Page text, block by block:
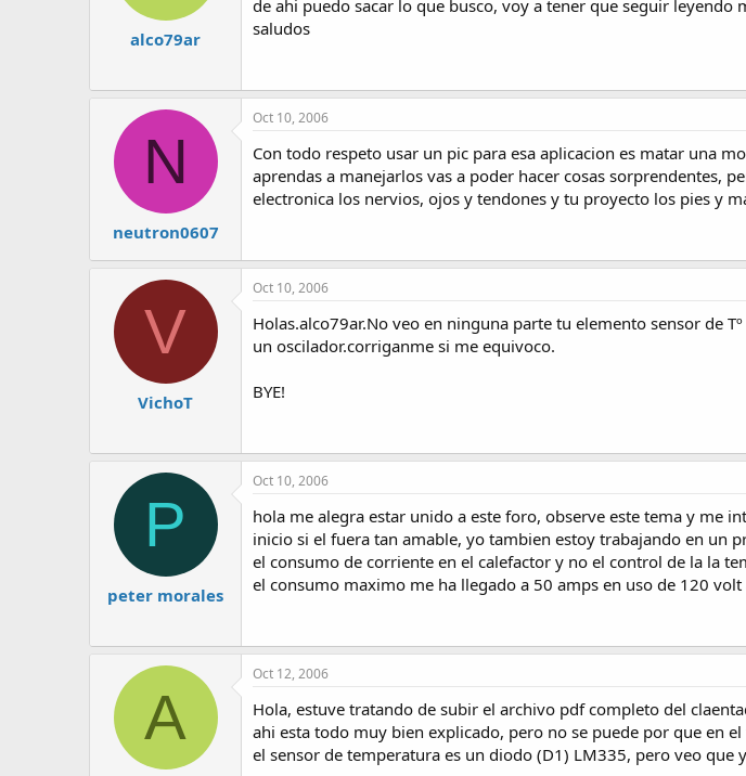
alco79ar
de ahi puedo sacar lo que busco, voy a tener que seguir leyendo
saludos
N
neutron0607
Oct 10, 2006
Con todo respeto usar un pic para esa aplicacion es matar una
aprendas a manejarlos vas a poder hacer cosas sorprendentes,
electronica los nervios, ojos y tendones y tu proyecto los pies y
V
VichoT
Oct 10, 2006
Holas.alco79ar.No veo en ninguna parte tu elemento sensor de
un oscilador.corriganme si me equivoco.
BYE!
P
peter morales
Oct 10, 2006
hola me alegra estar unido a este foro, observe este tema y me
inicio si el fuera tan amable, yo tambien estoy trabajando en un
el consumo de corriente en el calefactor y no el control de la la
el consumo maximo me ha llegado a 50 amps en uso de 120
A
Oct 12, 2006
Hola, estuve tratando de subir el archivo pdf completo del
ahi esta todo muy bien explicado, pero no se puede por que en
el sensor de temperatura es un diodo (D1) LM335, pero veo que